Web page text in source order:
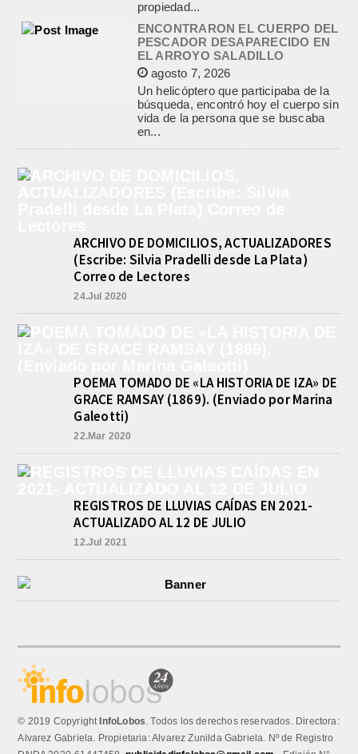
ENCONTRARON EL CUERPO DEL
PESCADOR DESAPARECIDO EN
EL ARROYO SALADILLO
agosto 7, 2026
Un helicóptero que participaba de la
búsqueda, encontró hoy el cuerpo sin
vida de la persona que se buscaba
en...
LA CAPILLA SAN CAYETANO
COLMADA EN LA MISA CENTRAL
celebración de la fiesta del santo del...
CON MAS DE 100 SORTEOS Y
5.000 JUGUETES DE REPARTO, SE
TROIANO»
prensa los detalles del gran festejo
del...
COMERCIALIZAR DROGAS
Independencia entre San Patricio y
Rivadavia de Empalme, personal de
la Comisaría Segunda...
ARCHIVO DE DOMICILIOS, ACTUALIZADORES
(Escribe: Silvia Pradelli desde La Plata)
Correo de Lectores
24.Jul 2020
POEMA TOMADO DE «LA HISTORIA DE IZA» DE
GRACE RAMSAY (1869). (Enviado por Marina
Galeotti)
22.Mar 2020
REGISTROS DE LLUVIAS CAÍDAS EN 2021-
ACTUALIZADO AL 12 DE JULIO
12.Jul 2021
© 2019 CopyrightInfoLobos . Todos los derechos reservados. Directora:
Alvarez Gabriela. Propietaria: Alvarez Zunilda Gabriela. Nº de Registro